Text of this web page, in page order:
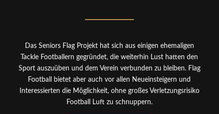
Das Seniors Flag Projekt hat sich aus einigen ehemaligen
Tackle Footballern gegründet, die weiterhin Lust hatten den
Sport auszuüben und dem Verein verbunden zu bleiben. Flag
Football bietet aber auch vor allen Neueinsteigern und
Interessierten die Möglichkeit, ohne großes Verletzungsrisiko
Football Luft zu schnuppern.